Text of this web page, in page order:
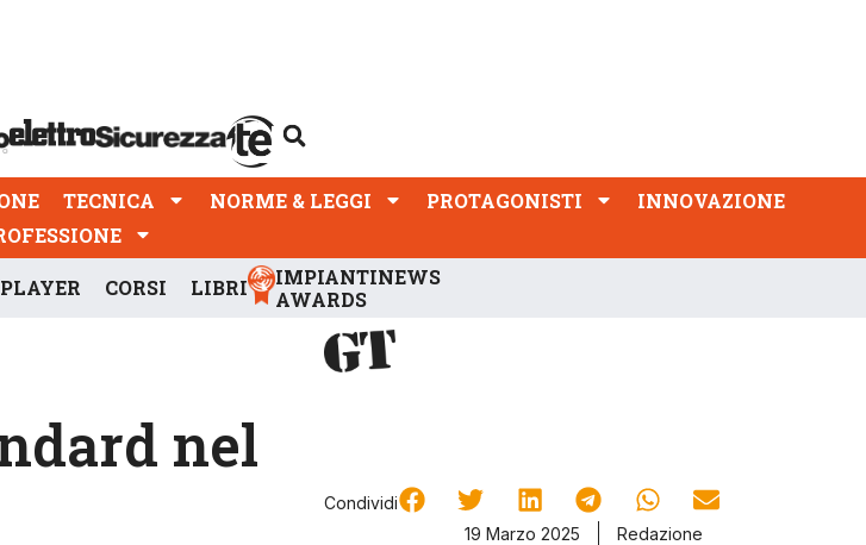
TECNICA NORME & LEGGI PROTAGONISTI
INNOVAZIONE
CORSI LIBRI
IMPIANTINEWS
AWARDS
nel
Condividi
19 Marzo 2025
Redazione